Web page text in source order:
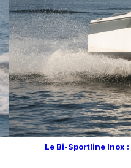
Le Bi-Sportline Inox :